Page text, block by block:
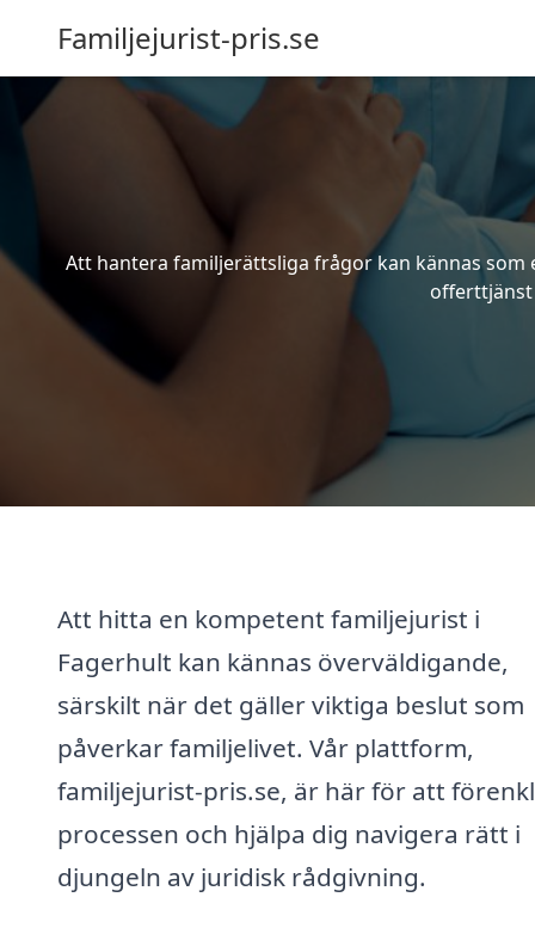
Familjejurist-pris.se
Att hantera familjerättsliga frågor kan kännas
offerttjänst
Att hitta en kompetent familjejurist i
Fagerhult kan kännas överväldigande,
särskilt när det gäller viktiga beslut som
påverkar familjelivet. Vår plattform,
familjejurist-pris.se, är här för att
processen och hjälpa dig navigera rätt i
djungeln av juridisk rådgivning.